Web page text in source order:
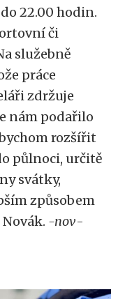
22.00 hodin.
či
služebně
práce
zdržuje
nám podařilo
rozšířit
půlnoci, určitě
svátky,
způsobem
-nov-